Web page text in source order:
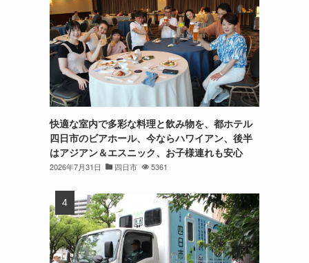
快適な室内で多彩な料理と飲み物を、都ホテル
四日市のビアホール、今ならハワイアン、後半
はアジアン＆エスニック、お子様連れも安心
2026年7月31日 四日市 5361